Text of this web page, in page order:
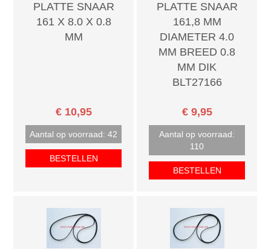
PLATTE SNAAR
161 X 8.0 X 0.8
MM
€ 10,95
Aantal op voorraad: 42
BESTELLEN
PLATTE SNAAR
161,8 MM
DIAMETER 4.0
MM BREED 0.8
MM DIK
BLT27166
€ 9,95
Aantal op voorraad:
110
BESTELLEN